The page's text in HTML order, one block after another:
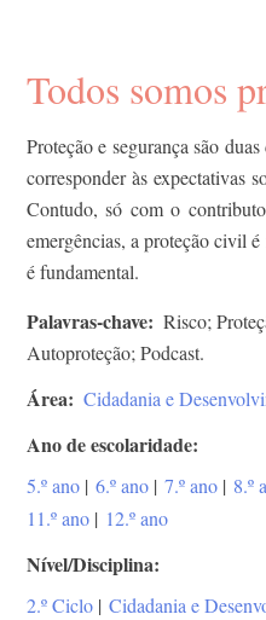
Todos somos
Proteção e segurança são
corresponder às expectativas
Contudo, só com o
emergências, a proteção civil
é fundamental.
Palavras-chave
Risco;
Autoproteção; Podcast.
Área Cidadania e
Ano de escolaridade
5.º ano | 6.º ano | 7.º ano | 8.º
11.º ano | 12.º ano
Nível/Disciplina
2.º Ciclo | Cidadania e